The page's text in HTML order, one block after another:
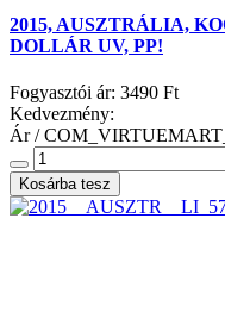
2015, AUSZTRÁLIA,
DOLLÁR UV, PP!
Fogyasztói ár: 3490 Ft
Kedvezmény:
Ár /